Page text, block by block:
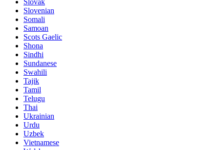
Slovak
Slovenian
Somali
Samoan
Scots Gaelic
Shona
Sindhi
Sundanese
Swahili
Tajik
Tamil
Telugu
Thai
Ukrainian
Urdu
Uzbek
Vietnamese